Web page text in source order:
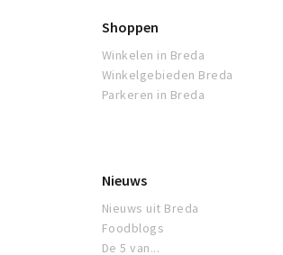
Shoppen
Winkelen in Breda
Winkelgebieden Breda
Parkeren in Breda
Nieuws
Nieuws uit Breda
Foodblogs
De 5 van...